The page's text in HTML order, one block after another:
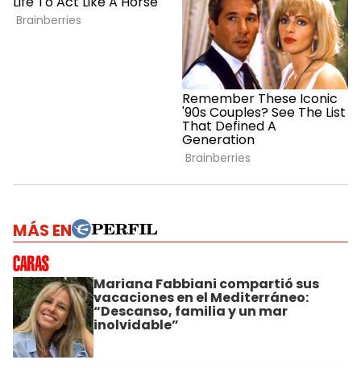
MÁS EN
Mariana Fabbiani compartió sus
vacaciones en el Mediterráneo:
“Descanso, familia y un mar
inolvidable”